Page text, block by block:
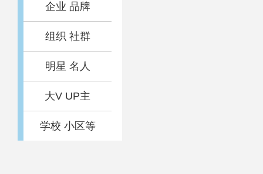
企业 品牌
组织 社群
明星 名人
大V UP主
学校 小区等